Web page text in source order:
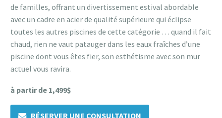
de familles, offrant un divertissement estival abordable
avec un cadre en acier de qualité supérieure qui éclipse
toutes les autres piscines de cette catégorie … quand il fait
chaud, rien ne vaut patauger dans les eaux fraîches d’une
piscine dont vous êtes fier, son esthétisme avec son mur
actuel vous ravira.
à partir de 1,499$
RÉSERVER UNE CONSULTATION